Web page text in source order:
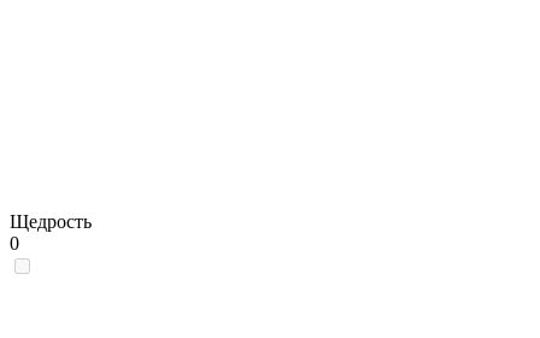
Щедрость
0